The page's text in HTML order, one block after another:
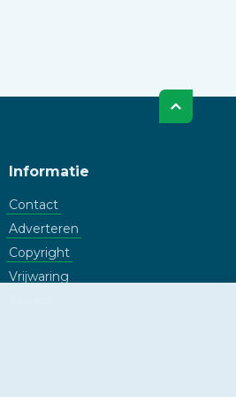
Informatie
Contact
Adverteren
Copyright
Vrijwaring